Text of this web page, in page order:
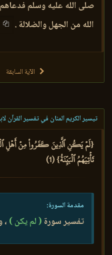
صلى الله عليه وسلم فدعاهم
الله من الجهل والضلالة .
الآية السابقة
تيسير الكريم المنان في تفسير
{لَمۡ يَكُنِ ٱلَّذِينَ كَفَرُواْ مِنۡ أَهۡلِ
تَأۡتِيَهُمُ ٱلۡبَيِّنَةُ} (1)
مقدمة السورة:
تفسير سورة ( لم يكن )